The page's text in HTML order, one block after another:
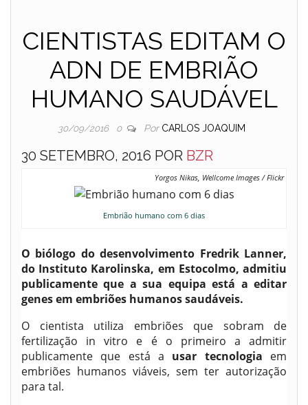
CIENTISTAS EDITAM O
ADN DE EMBRIÃO
HUMANO SAUDÁVEL
30/09/2016 0 Por CARLOS JOAQUIM
30 SETEMBRO, 2016 POR BZR
Yorgos Nikas, Wellcome Images / Flickr
Embrião humano com 6 dias
O biólogo do desenvolvimento Fredrik Lanner,
do Instituto Karolinska, em Estocolmo, admitiu
publicamente que a sua equipa está a editar
genes em embriões humanos saudáveis.
O cientista utiliza embriões que sobram de
fertilização in vitro e é o primeiro a admitir
publicamente que está a usar tecnologia em
embriões humanos viáveis, sem ter autorização
para tal.